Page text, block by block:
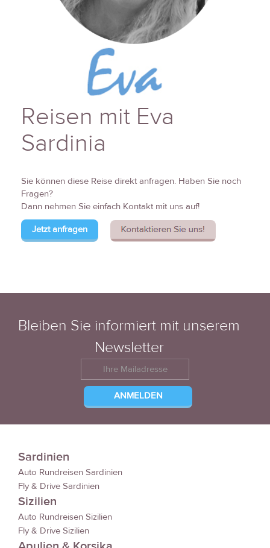
Reisen mit Eva
Sardinia
Sie können diese Reise direkt anfragen. Haben Sie noch
Fragen?
Dann nehmen Sie einfach Kontakt mit uns auf!
Jetzt anfragen
Bleiben Sie informiert mit unserem
Newsletter
Sardinien
Auto Rundreisen Sardinien
Fly & Drive Sardinien
Sizilien
Auto Rundreisen Sizilien
Fly & Drive Sizilien